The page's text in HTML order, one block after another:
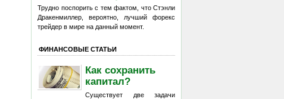
Трудно поспорить с тем фактом, что Стэнли
Дракенмиллер, вероятно, лучший форекс
трейдер в мире на данный момент.
ФИНАНСОВЫЕ СТАТЬИ
Как сохранить
капитал?
Существует две задачи